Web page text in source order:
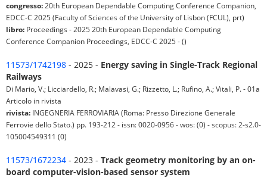
congresso: 20th European Dependable Computing Conference Companion,
EDCC-C 2025 (Faculty of Sciences of the University of Lisbon (FCUL), prt)
libro: Proceedings - 2025 20th European Dependable Computing
Conference Companion Proceedings, EDCC-C 2025 - ()
11573/1742198 - 2025 - Energy saving in Single-Track Regional
Railways
Di Mario, V.; Licciardello, R.; Malavasi, G.; Rizzetto, L.; Rufino, A.; Vitali, P. - 01a
Articolo in rivista
rivista: INGEGNERIA FERROVIARIA (Roma: Presso Direzione Generale
Ferrovie dello Stato.) pp. 193-212 - issn: 0020-0956 - wos: (0) - scopus: 2-s2.0-
105004549311 (0)
11573/1672234 - 2023 - Track geometry monitoring by an on-
board computer-vision-based sensor system